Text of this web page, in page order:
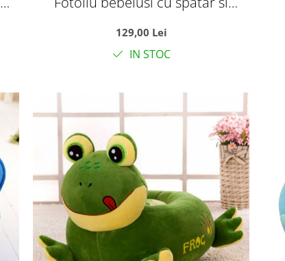
gri
129,00 Lei
IN STOC